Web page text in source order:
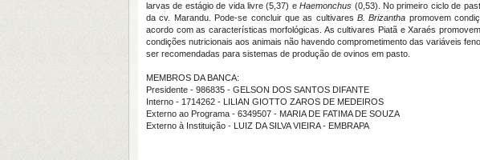
larvas de estágio de vida livre (5,37) eHaemonchus (0,53). No primeiro ciclo de
da cv. Marandu. Pode-se concluir que as cultivaresB. Brizantha promovem
acordo com as características morfológicas. As cultivares Piatã e Xaraés
condições nutricionais aos animais não havendo comprometimento das variáveis
ser recomendadas para sistemas de produção de ovinos em pasto.
MEMBROS DA BANCA:
Presidente - 986835 - GELSON DOS SANTOS DIFANTE
Interno - 1714262 - LILIAN GIOTTO ZAROS DE MEDEIROS
Externo ao Programa - 6349507 - MARIA DE FATIMA DE SOUZA
Externo à Instituição - LUIZ DA SILVA VIEIRA - EMBRAPA